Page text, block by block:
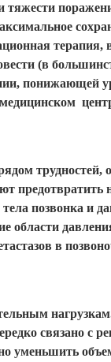
(в
позвонка и
области
в
связано с
уменьшить